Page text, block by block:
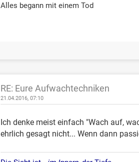
Alles begann mit einem Tod
RE: Eure Aufwachtechniken
21.04.2016, 07:10
Ich denke meist einfach "Wach auf,
ehrlich gesagt nicht... Wenn dann